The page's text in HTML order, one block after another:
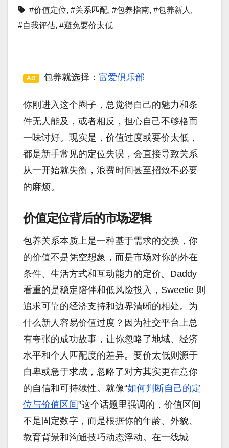
#价值定位, #关系匹配, #包养指南, #包养新人 ,
#自我评估, #避免要价太低
AD 包养就选择： 富爱俱乐部
你刚进入这个圈子，总觉得自己的魅力和条
件无人能及，或者相反，担心自己不够格而
一味讨好。现实是，价值过度或要价太低，
都是新手常见的定位失误，会直接导致关系
从一开始就失衡，浪费时间甚至招致不必要
的麻烦。
价值定位背后的市场逻辑
包养关系本质上是一种基于需求的交换，你
的价值不是凭空想象，而是市场对你的外在
条件、生活方式和互动能力的定价。Daddy
看重的是稳定陪伴和低风险投入，Sweetie 则
追求可靠的经济支持和边界清晰的相处。为
什么新人容易价值过度？因为社交平台上总
有夸张的成功故事，让你忽略了地域、经济
水平和个人匹配度的差异。要价太低则源于
自卑或急于求成，忽略了对方其实更在意你
的自信和可持续性。就像“如何判断自己的定
位与价值区间”这个话题里强调的，价值区间
不是固定数字，而是根据你的年龄、外貌、
教育背景和沟通技巧动态浮动。在一线城